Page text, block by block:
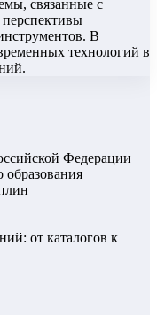
связанные с
В
технологий в
Федерации
образования
от каталогов к